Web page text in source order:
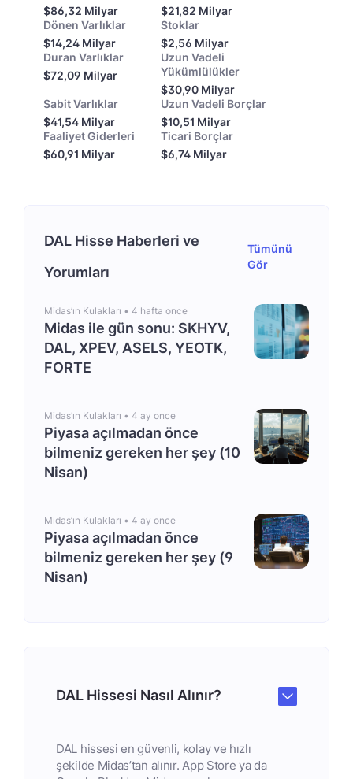
$86,32 Milyar
$21,82 Milyar
Dönen Varlıklar
$14,24 Milyar
Stoklar
$2,56 Milyar
Duran Varlıklar
$72,09 Milyar
Uzun Vadeli
Yükümlülükler
$30,90 Milyar
Sabit Varlıklar
$41,54 Milyar
Uzun Vadeli Borçlar
$10,51 Milyar
Faaliyet Giderleri
$60,91 Milyar
Ticari Borçlar
$6,74 Milyar
DAL Hisse Haberleri ve
Yorumları
Tümünü
Gör
Midas’ın Kulakları • 4 hafta once
Midas ile gün sonu: SKHYV,
DAL, XPEV, ASELS, YEOTK,
FORTE
Midas’ın Kulakları • 4 ay once
Piyasa açılmadan önce
bilmeniz gereken her şey (10
Nisan)
Midas’ın Kulakları • 4 ay once
Piyasa açılmadan önce
bilmeniz gereken her şey (9
Nisan)
DAL Hissesi Nasıl Alınır?
DAL hissesi en güvenli, kolay ve hızlı
şekilde Midas’tan alınır. App Store ya da